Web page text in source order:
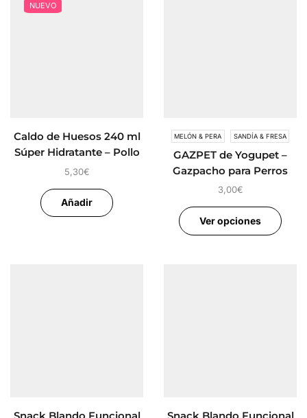
NUEVO
Caldo de Huesos 240 ml
Súper Hidratante – Pollo
5,30€
Añadir
MELÓN & PERA SANDÍA & FRESA
GAZPET de Yogupet –
Gazpacho para Perros
3,00€
Ver opciones